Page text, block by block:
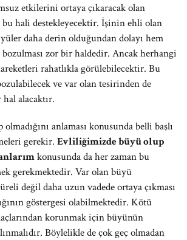
etkilerini ortaya çıkaracak olan
bu hali destekleyecektir. İşinin ehli olan
daha derin olduğundan dolayı hem
bozulması zor bir haldedir. Ancak herhangi
rahatlıkla görülebilecektir. Bu
ve var olan tesirinden de
alacaktır.
anlaması konusunda belli başlı
gerekir. Evliliğimizde büyü olup
konusunda da her zaman bu
gerekmektedir. Var olan büyü
değil daha uzun vadede ortaya çıkması
göstergesi olabilmektedir. Kötü
korunmak için büyünün
Böylelikle de çok geç olmadan